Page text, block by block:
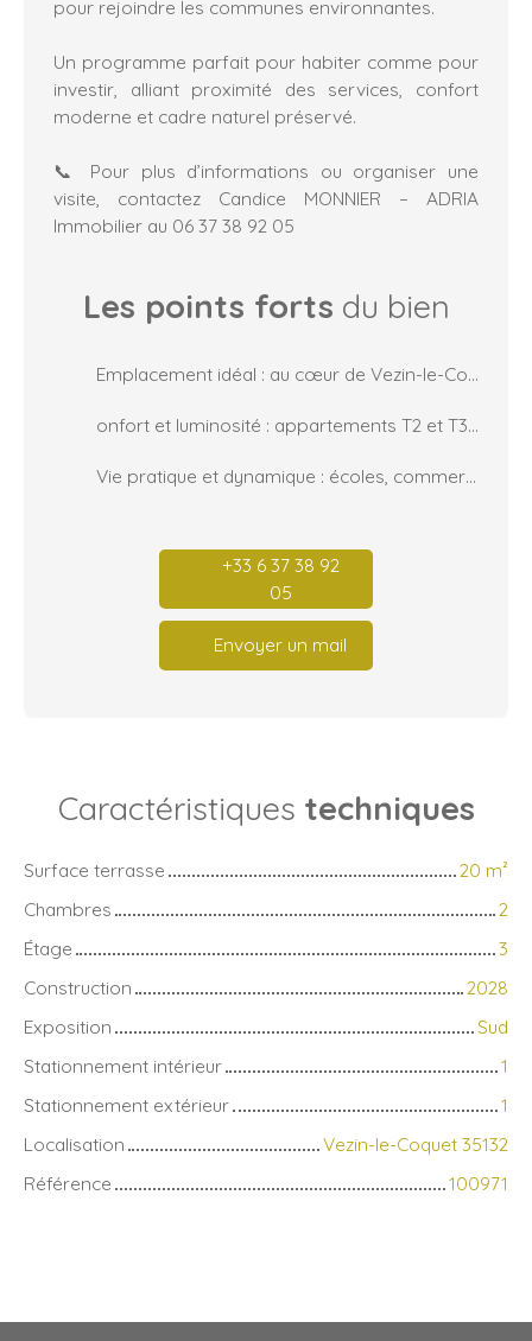
pour rejoindre les communes environnantes.
Un programme parfait pour habiter comme pour
investir, alliant proximité des services, confort
moderne et cadre naturel préservé.
📞 Pour plus d’informations ou organiser une
visite, contactez Candice MONNIER – ADRIA
Immobilier au 06 37 38 92 05
Les points forts du bien
Emplacement idéal : au cœur de Vezin-le-Coquet, face à la place de l’église et à deux pas du parc de Boaré.
onfort et luminosité : appartements T2 et T3 avec balcon, terrasse ou jardin privatif, volets roulants électriques et surfaces généreuses.
Vie pratique et dynamique : écoles, commerces, transports et activités accessibles en quelques minutes.
+33 6 37 38 92
05
Envoyer un mail
Caractéristiques techniques
Surface terrasse 20 m²
Chambres
2
Étage
3
Construction
2028
Exposition
Sud
Stationnement intérieur
1
Stationnement extérieur
1
Localisation
Vezin-le-Coquet 35132
Référence
100971